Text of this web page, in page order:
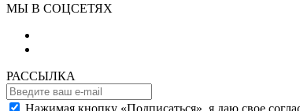
МЫ В СОЦСЕТЯХ
РАССЫЛКА